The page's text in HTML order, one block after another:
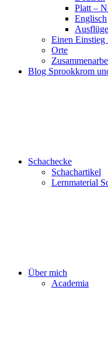
Platt –
Englisch
Einen Einstieg
Orte
Blog Sprookkrom
Schachecke
Schachartikel
Lernmaterial
Über mich
Academia